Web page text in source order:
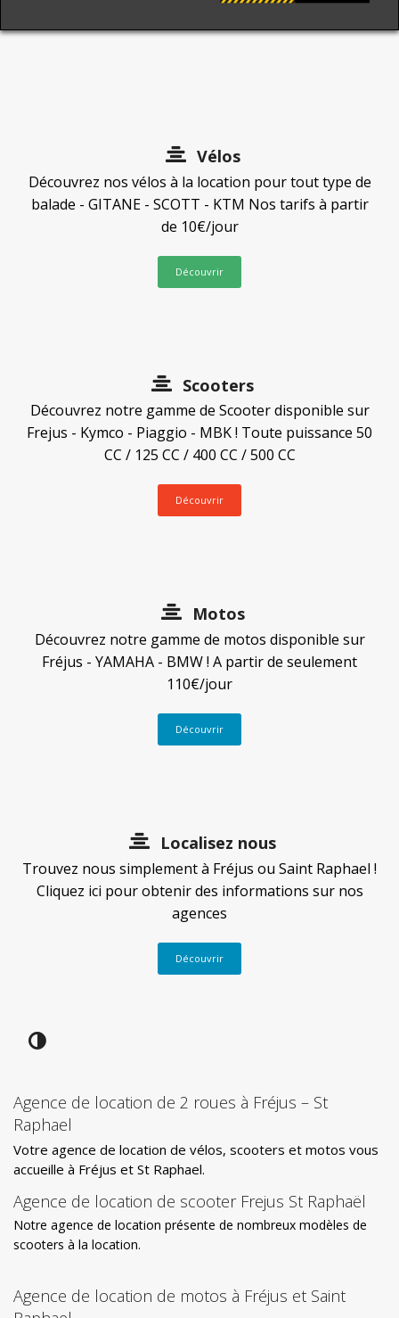
Vélos
Découvrez nos vélos à la location pour tout type de
balade - GITANE - SCOTT - KTM Nos tarifs à partir
de 10€/jour
Découvrir
Scooters
Découvrez notre gamme de Scooter disponible sur
Frejus - Kymco - Piaggio - MBK ! Toute puissance 50
CC / 125 CC / 400 CC / 500 CC
Découvrir
Motos
Découvrez notre gamme de motos disponible sur
Fréjus - YAMAHA - BMW ! A partir de seulement
110€/jour
Découvrir
Localisez nous
Trouvez nous simplement à Fréjus ou Saint Raphael !
Cliquez ici pour obtenir des informations sur nos
agences
Découvrir
Agence de location de 2 roues à Fréjus – St
Raphael
Votre agence de location de vélos, scooters et motos vous
accueille à Fréjus et St Raphael.
Agence de location de scooter Frejus St Raphaël
Notre agence de location présente de nombreux modèles de
scooters à la location.
Agence de location de motos à Fréjus et Saint